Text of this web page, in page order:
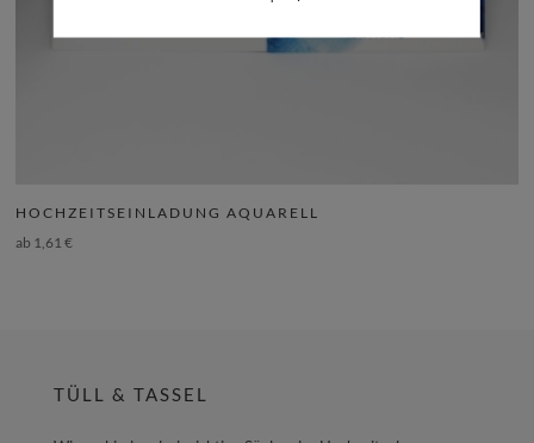
HOCHZEITSEINLADUNG AQUARELL
ab 1,61€
TÜLL & TASSEL